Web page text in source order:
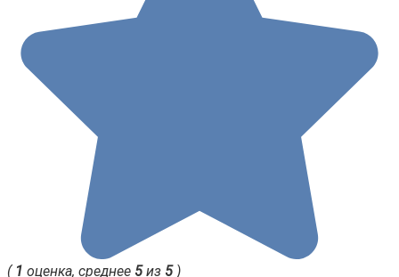
( 1 оценка, среднее 5из 5)